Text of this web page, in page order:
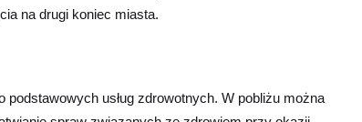
na drugi koniec miasta.
usług zdrowotnych. W pobliżu można